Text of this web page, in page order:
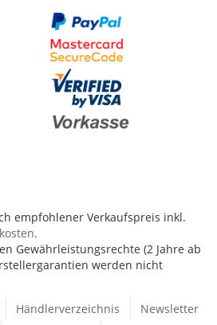
empfohlener Verkaufspreis inkl.
.
Gewährleistungsrechte (2 Jahre ab
werden nicht
Händlerverzeichnis
Newsletter